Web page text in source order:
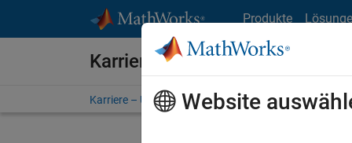
Produkte
Karriere bei MathWorks
Karriere – Übersicht Stellensuche
Website